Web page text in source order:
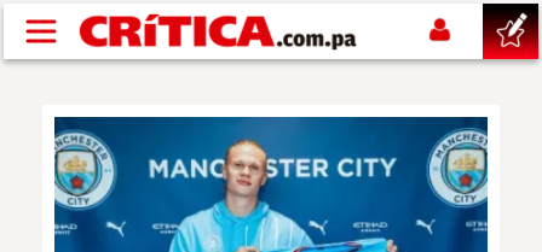
Pasar al contenido principal
SUCESOS
NACIONAL